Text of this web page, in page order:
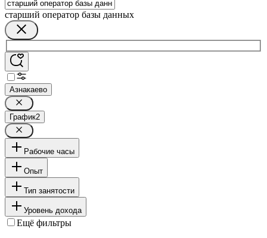
старший оператор базы данных
Азнакаево
График2
Рабочие часы
Опыт
Тип занятости
Уровень дохода
Ещё фильтры